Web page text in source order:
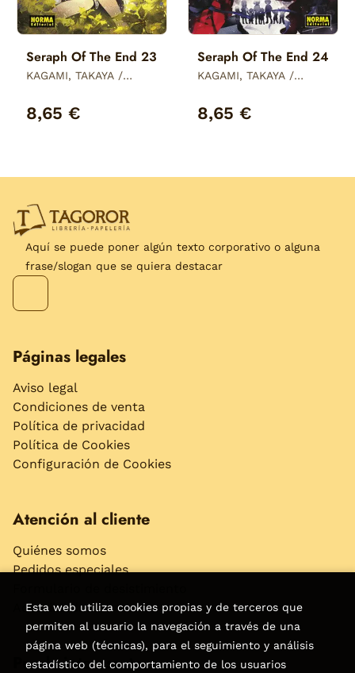
Seraph Of The End 23
KAGAMI, TAKAYA /
FURUYA, DAISUKE
8,65 €
Seraph Of The End 24
KAGAMI, TAKAYA /
FURUYA, DAISUKE
8,65 €
Aquí se puede poner algún texto corporativo o alguna
frase/slogan que se quiera destacar
Páginas legales
Aviso legal
Condiciones de venta
Política de privacidad
Política de Cookies
Configuración de Cookies
Atención al cliente
Quiénes somos
Pedidos especiales
Accesibilidad
Puede interesarte
Esta web utiliza cookies propias y de terceros que
permiten al usuario la navegación a través de una
página web (técnicas), para el seguimiento y análisis
estadístico del comportamiento de los usuarios